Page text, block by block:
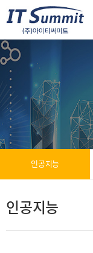
인공지능
인공지능